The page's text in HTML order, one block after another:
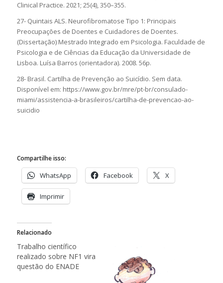
Clinical Practice. 2021; 25(4), 350–355.
27- Quintais ALS. Neurofibromatose Tipo 1: Principais
Preocupações de Doentes e Cuidadores de Doentes.
(Dissertação) Mestrado Integrado em Psicologia. Faculdade de
Psicologia e de Ciências da Educação da Universidade de
Lisboa. Luísa Barros (orientadora). 2008. 56p.
28- Brasil. Cartilha de Prevenção ao Suicídio. Sem data.
Disponível em: https://www.gov.br/mre/pt-br/consulado-
miami/assistencia-a-brasileiros/cartilha-de-prevencao-ao-
suicidio
Compartilhe isso:
WhatsApp Facebook X
Imprimir
Relacionado
Trabalho científico
realizado sobre NF1 vira
questão do ENADE